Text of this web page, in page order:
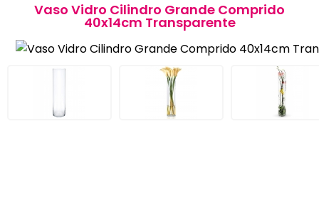
Vaso Vidro Cilindro Grande Comprido
40x14cm Transparente